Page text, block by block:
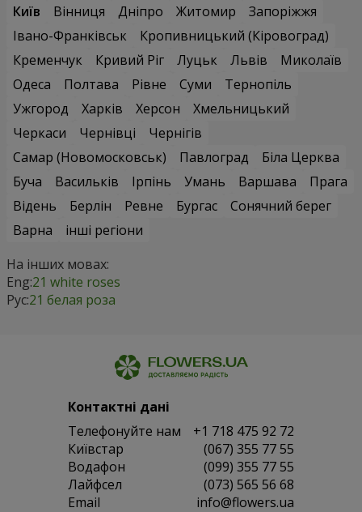
Київ
Вінниця Дніпро Житомир
Запоріжжя
Івано-Франківськ
Кропивницький (Кіровоград)
Кременчук
Кривий Ріг Луцьк Львів
Миколаїв
Одеса
Полтава Рівне Суми
Тернопіль
Ужгород
Харків Херсон
Хмельницький
Черкаси
Чернівці
Чернігів
Самар (Новомосковськ)
Павлоград
Біла Церква
Буча
Васильків Ірпінь Умань Варшава
Прага
Відень
Берлін Ревне Бургас
Сонячний берег
Варна
інші регіони
На інших мовах:
Eng:21 white roses
Рус:21 белая роза
Контактні дані
Телефонуйте нам
+1 718 475 92 72
Київстар
(067) 355 77 55
Водафон
(099) 355 77 55
Лайфсел
(073) 565 56 68
Email
info@flowers.ua